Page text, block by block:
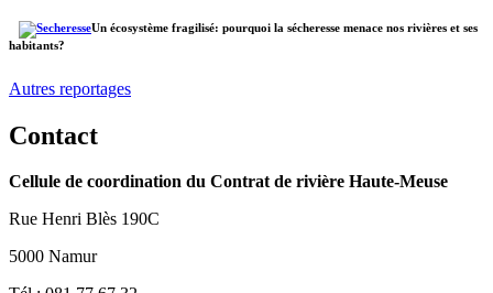
Un écosystème fragilisé: pourquoi la sécheresse menace nos rivières et ses
habitants?
Autres reportages
Contact
Cellule de coordination du Contrat de rivière Haute-Meuse
Rue Henri Blès 190C
5000 Namur